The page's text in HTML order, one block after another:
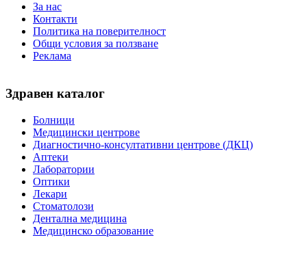
За нас
Контакти
Политика на поверителност
Общи условия за ползване
Реклама
Здравен каталог
Болници
Медицински центрове
Диагностично-консултативни центрове (ДКЦ)
Аптеки
Лаборатории
Оптики
Лекари
Стоматолози
Дентална медицина
Медицинско образование